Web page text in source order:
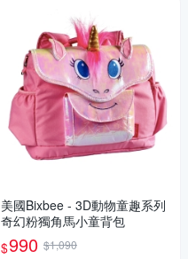
美國Bixbee - 3D動物童趣系列
奇幻粉獨角馬小童背包
$990 $1,090